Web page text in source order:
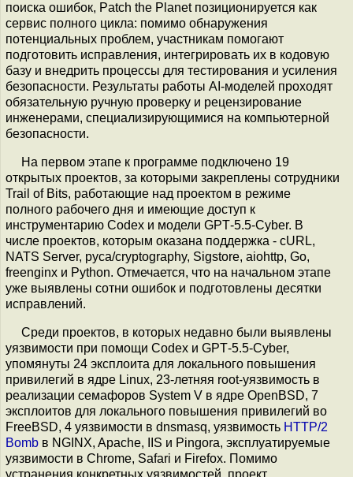
поиска ошибок, Patch the Planet позиционируется как
сервис полного цикла: помимо обнаружения
потенциальных проблем, участникам помогают
подготовить исправления, интегрировать их в кодовую
базу и внедрить процессы для тестирования и усиления
безопасности. Результаты работы AI-моделей проходят
обязательную ручную проверку и рецензирование
инженерами, специализирующимися на компьютерной
безопасности.
На первом этапе к программе подключено 19
открытых проектов, за которыми закреплены сотрудники
Trail of Bits, работающие над проектом в режиме
полного рабочего дня и имеющие доступ к
инструментарию Codex и модели GPT‑5.5‑Cyber. В
числе проектов, которым оказана поддержка - cURL,
NATS Server, pyca/cryptography, Sigstore, aiohttp, Go,
freenginx и Python. Отмечается, что на начальном этапе
уже выявлены сотни ошибок и подготовлены десятки
исправлений.
Среди проектов, в которых недавно были выявлены
уязвимости при помощи Codex и GPT‑5.5‑Cyber,
упомянуты 24 эксплоита для локального повышения
привилегий в ядре Linux, 23-летняя root-уязвимость в
реализации семафоров System V в ядре OpenBSD, 7
эксплоитов для локального повышения привилегий во
FreeBSD, 4 уязвимости в dnsmasq, уязвимость HTTP/2
Bomb в NGINX, Apache, IIS и Pingora, эксплуатируемые
уязвимости в Chrome, Safari и Firefox. Помимо
устранения конкретных уязвимостей, проект